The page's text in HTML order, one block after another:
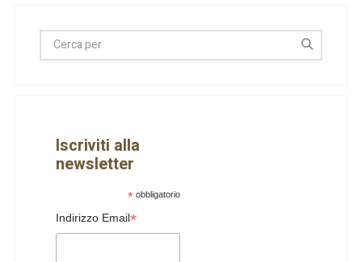
Iscriviti alla
newsletter
*obbligatorio
Indirizzo Email*